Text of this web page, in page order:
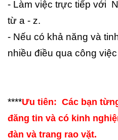
- Làm việc trực tiếp với
từ a - z.
- Nếu có khả năng và
nhiều điều qua công
****Ưu tiên: Các bạn
đăng tin và có kinh
đàn và trang rao vặt.